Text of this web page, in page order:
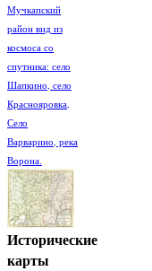
Мучкапский
район вид из
космоса со
спутника: село
Шапкино, село
Краснояровка,
Село
Варварино, река
Ворона.
Исторические
карты